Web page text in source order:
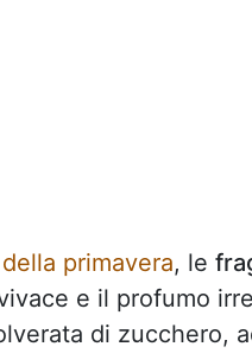
della primavera, le
e il profumo
di zucchero,